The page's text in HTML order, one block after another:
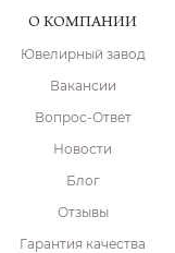
О КОМПАНИИ
Ювелирный завод
Вакансии
Вопрос-Ответ
Новости
Блог
Отзывы
Гарантия качества